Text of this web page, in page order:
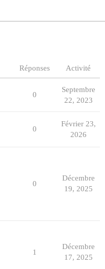
Réponses Activité
0
Septembre
22, 2023
0
Février 23,
2026
0
Décembre
19, 2025
1
Décembre
17, 2025